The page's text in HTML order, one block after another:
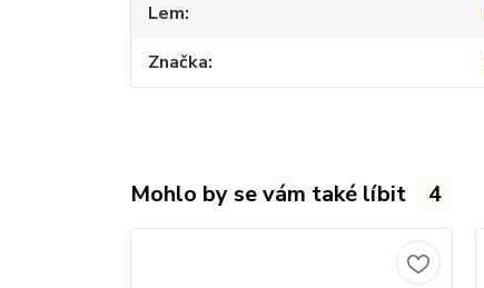
Lem
Značka
Mohlo by se vám také líbit 4